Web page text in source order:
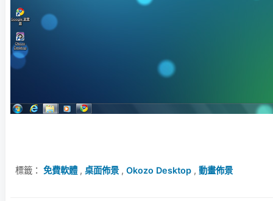
標籤： 免費軟體, 桌面佈景, Okozo Desktop , 動畫佈景